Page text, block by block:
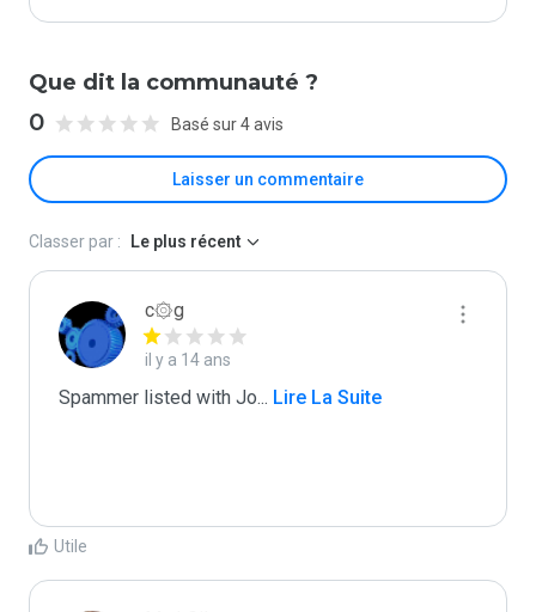
Que dit la communauté ?
0 Basé sur 4 avis
Laisser un commentaire
Classer par : Le plus récent
c۞g
il y a 14 ans
Spammer listed with Jo... Lire La Suite
Utile